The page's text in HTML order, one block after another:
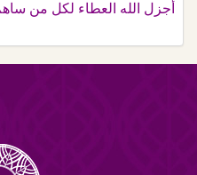
أجزل الله العطاء لكل من